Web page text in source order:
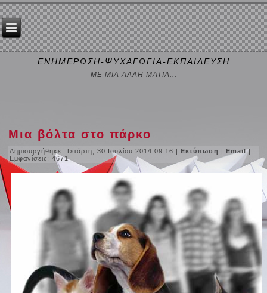
ΕΝΗΜΕΡΩΣΗ-ΨΥΧΑΓΩΓΙΑ-ΕΚΠΑΙΔΕΥΣΗ
ΜΕ ΜΙΑ ΑΛΛΗ ΜΑΤΙΑ...
Μια βόλτα στο πάρκο
Δημιουργήθηκε: Τετάρτη, 30 Ιουλίου 2014 09:16 |Εκτύπωση |Email|
Εμφανίσεις: 4671